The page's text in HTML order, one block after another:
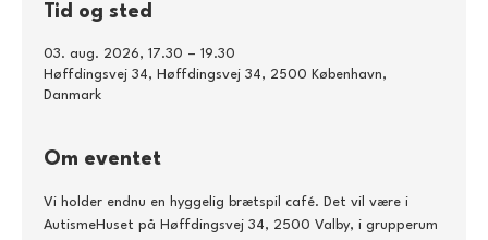
Tid og sted
03. aug. 2026, 17.30 – 19.30
Høffdingsvej 34, Høffdingsvej 34, 2500 København,
Danmark
Om eventet
Vi holder endnu en hyggelig brætspil café. Det vil være i
AutismeHuset på Høffdingsvej 34, 2500 Valby, i grupperum